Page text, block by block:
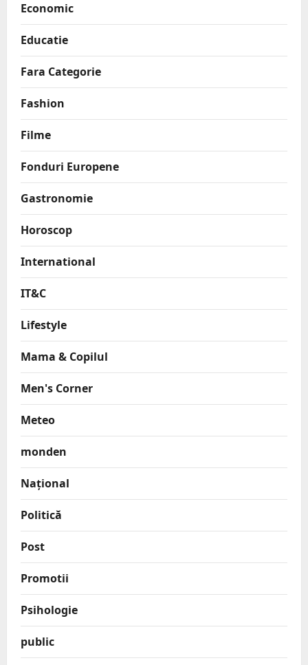
Economic
Educatie
Fara Categorie
Fashion
Filme
Fonduri Europene
Gastronomie
Horoscop
International
IT&C
Lifestyle
Mama & Copilul
Men's Corner
Meteo
monden
Național
Politică
Post
Promotii
Psihologie
public